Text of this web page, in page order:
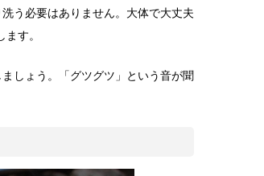
う必要はありません。大体で大丈夫
す。
しょう。「グツグツ」という音が聞